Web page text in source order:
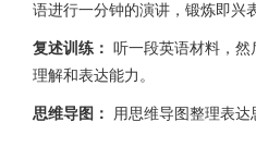
语进行一分钟的演讲，锻炼即兴
复述训练：
听一段英语材料，
理解和表达能力。
思维导图： 用思维导图整理表达